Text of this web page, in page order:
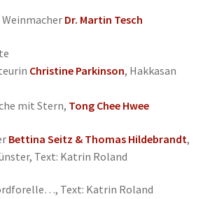
Dr. Martin Tesch
Christine Parkinson, Hakkasan
mit Stern, Tong Chee Hwee
Bettina Seitz & Thomas Hildebrandt,
Text: Katrin Roland
Text: Katrin Roland